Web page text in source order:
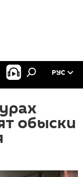
РУС
обыски